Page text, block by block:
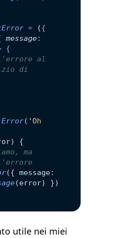
= ({
message:
{
di
Error( 'Oh
{
(error) })
utile nei miei